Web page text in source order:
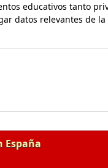
educativos tanto
datos relevantes de
España